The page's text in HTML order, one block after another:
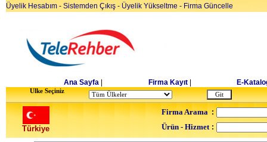
Üyelik Hesabım - Sistemden Çıkış - Üyelik Yükseltme - Firma Güncelle
Ana Sayfa Firma Kayıt E-
Ulke Seçiniz
Türkiye
Firma Arama :
Ürün - Hizmet :